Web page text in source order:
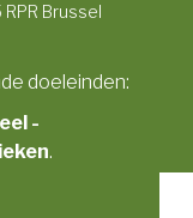
Brussel
Arbeid
doeleinden:
-
.